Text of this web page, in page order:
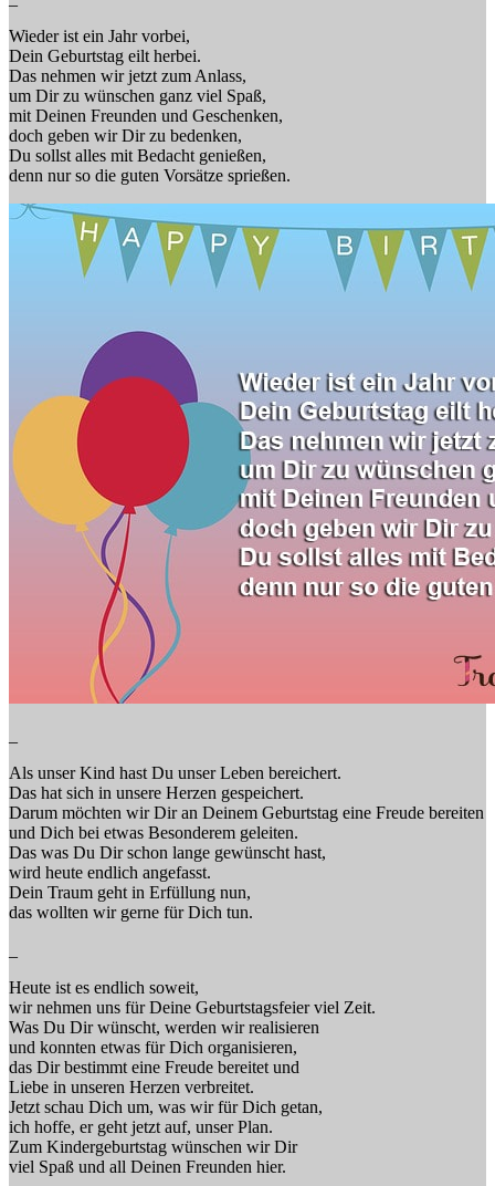
Wieder ist ein Jahr vorbei,
Dein Geburtstag eilt herbei.
Das nehmen wir jetzt zum Anlass,
um Dir zu wünschen ganz viel Spaß,
mit Deinen Freunden und Geschenken,
doch geben wir Dir zu bedenken,
Du sollst alles mit Bedacht genießen,
denn nur so die guten Vorsätze sprießen.
Als unser Kind hast Du unser Leben bereichert.
Das hat sich in unsere Herzen gespeichert.
Darum möchten wir Dir an Deinem Geburtstag eine Freude bereiten
und Dich bei etwas Besonderem geleiten.
Das was Du Dir schon lange gewünscht hast,
wird heute endlich angefasst.
Dein Traum geht in Erfüllung nun,
das wollten wir gerne für Dich tun.
Heute ist es endlich soweit,
wir nehmen uns für Deine Geburtstagsfeier viel Zeit.
Was Du Dir wünscht, werden wir realisieren
und konnten etwas für Dich organisieren,
das Dir bestimmt eine Freude bereitet und
Liebe in unseren Herzen verbreitet.
Jetzt schau Dich um, was wir für Dich getan,
ich hoffe, er geht jetzt auf, unser Plan.
Zum Kindergeburtstag wünschen wir Dir
viel Spaß und all Deinen Freunden hier.